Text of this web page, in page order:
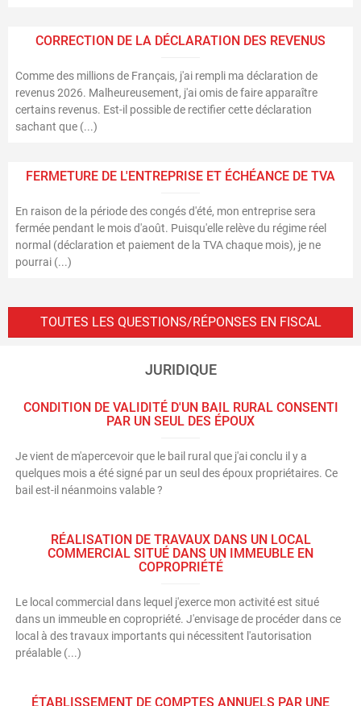
CORRECTION DE LA DÉCLARATION DES REVENUS
Comme des millions de Français, j'ai rempli ma déclaration de
revenus 2026. Malheureusement, j'ai omis de faire apparaître
certains revenus. Est-il possible de rectifier cette déclaration
sachant que (...)
FERMETURE DE L'ENTREPRISE ET ÉCHÉANCE DE TVA
En raison de la période des congés d'été, mon entreprise sera
fermée pendant le mois d'août. Puisqu'elle relève du régime réel
normal (déclaration et paiement de la TVA chaque mois), je ne
pourrai (...)
TOUTES LES QUESTIONS/RÉPONSES EN FISCAL
JURIDIQUE
CONDITION DE VALIDITÉ D'UN BAIL RURAL CONSENTI
PAR UN SEUL DES ÉPOUX
Je vient de m'apercevoir que le bail rural que j'ai conclu il y a
quelques mois a été signé par un seul des époux propriétaires. Ce
bail est-il néanmoins valable ?
RÉALISATION DE TRAVAUX DANS UN LOCAL
COMMERCIAL SITUÉ DANS UN IMMEUBLE EN
COPROPRIÉTÉ
Le local commercial dans lequel j'exerce mon activité est situé
dans un immeuble en copropriété. J'envisage de procéder dans ce
local à des travaux importants qui nécessitent l'autorisation
préalable (...)
ÉTABLISSEMENT DE COMPTES ANNUELS PAR UNE